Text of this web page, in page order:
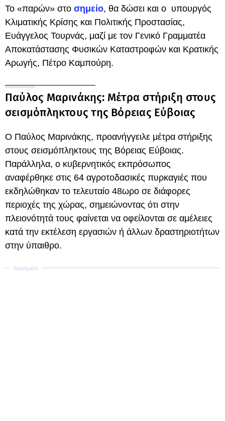
Το «παρών» στο σημείο, θα δώσει και ο υπουργός
Κλιματικής Κρίσης και Πολιτικής Προστασίας,
Ευάγγελος Τουρνάς, μαζί με τον Γενικό Γραμματέα
Αποκατάστασης Φυσικών Καταστροφών και Κρατικής
Αρωγής, Πέτρο Καμπούρη.
Παύλος Μαρινάκης: Μέτρα στήριξη στους
σεισμόπληκτους της Βόρειας Εύβοιας
Ο Παύλος Μαρινάκης, προανήγγειλε μέτρα στήριξης
στους σεισμόπληκτους της Βόρειας Εύβοιας.
Παράλληλα, ο κυβερνητικός εκπρόσωπος
αναφέρθηκε στις 64 αγροτοδασικές πυρκαγιές που
εκδηλώθηκαν το τελευταίο 48ωρο σε διάφορες
περιοχές της χώρας, σημειώνοντας ότι στην
πλειονότητά τους φαίνεται να οφείλονται σε αμέλειες
κατά την εκτέλεση εργασιών ή άλλων δραστηριοτήτων
στην ύπαιθρο.